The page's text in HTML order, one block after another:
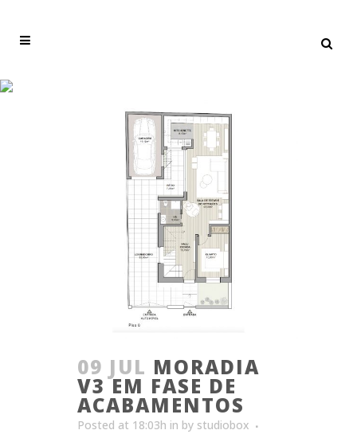
09 JUL MORADIA
V3 EM FASE DE
ACABAMENTOS
Posted at 18:03h in by studiobox